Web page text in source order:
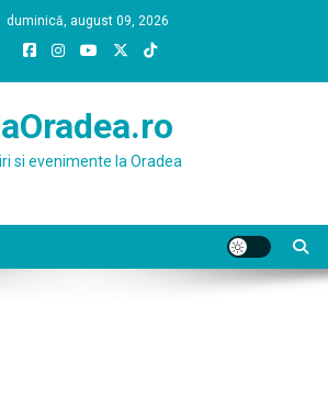
duminică, august 09, 2026
si evenimente la Oradea